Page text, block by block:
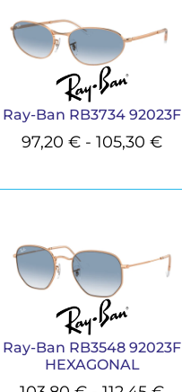
Ray-Ban RB3734 92023F
97,20€ - 105,30€
Ray-Ban RB3548 92023F
HEXAGONAL